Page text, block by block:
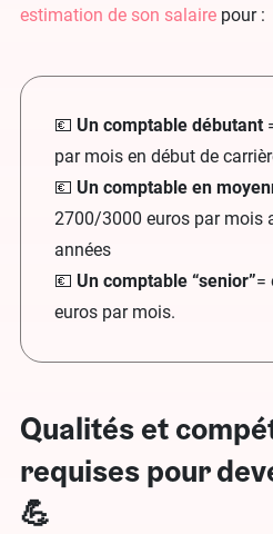
estimation de son salaire pour :
💶 Un comptable débutant
par mois en début de
💶 Un comptable en
2700/3000 euros par mois
années
💶 Un comptable “senior”=
euros par mois.
Qualités et
requises pour
💪